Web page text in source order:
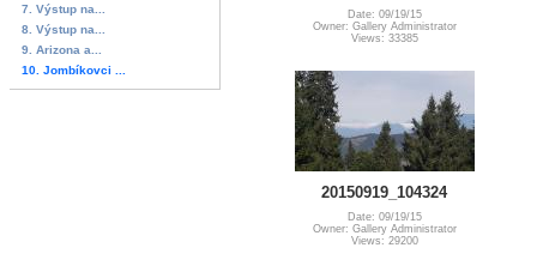
7. Výstup na...
8. Výstup na...
9. Arizona a...
10. Jombíkovci ...
Date: 09/19/15
Owner: Gallery Administrator
Views: 33385
20150919_104324
Date: 09/19/15
Owner: Gallery Administrator
Views: 29200